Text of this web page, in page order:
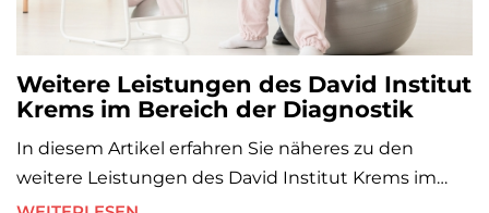
Weitere Leistungen des David Institut
Krems im Bereich der Diagnostik
In diesem Artikel erfahren Sie näheres zu den
weitere Leistungen des David Institut Krems im…